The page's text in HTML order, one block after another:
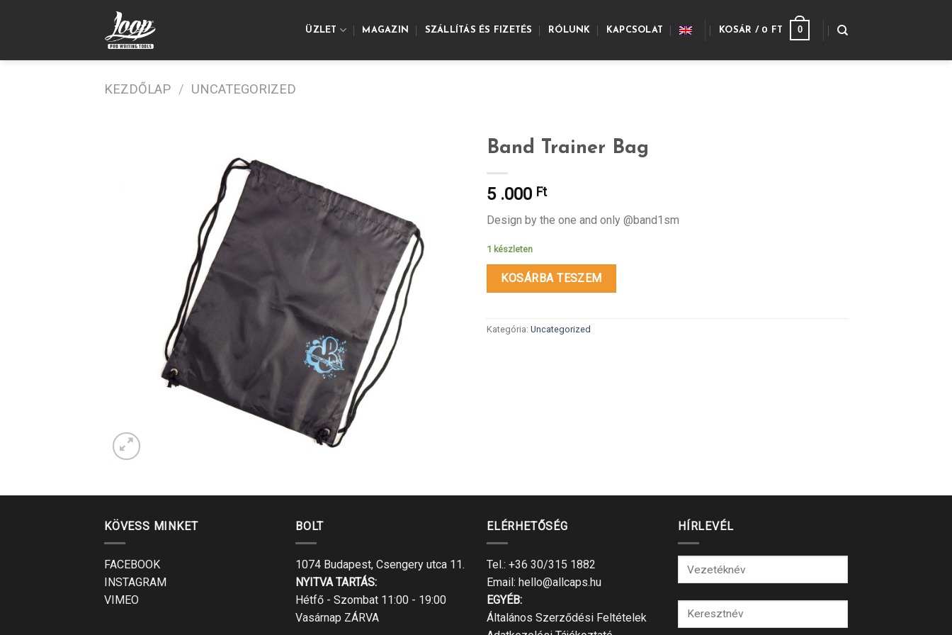
ÜZLET MAGAZIN SZÁLLÍTÁS ÉS FIZETÉS RÓLUNK KAPCSOLAT KOSÁR / 0 FT 0
KEZDŐLAP / UNCATEGORIZED
Band Trainer Bag
5 .000 Ft
Design by the one and only @band1sm
1 készleten
KOSÁRBA TESZEM
Kategória: Uncategorized
KÖVESS MINKET
FACEBOOK
INSTAGRAM
VIMEO
BOLT
1074 Budapest, Csengery utca 11.
NYITVA TARTÁS:
Hétfő - Szombat 11:00 - 19:00
Vasárnap ZÁRVA
ELÉRHETŐSÉG
Tel.: +36 30/315 1882
Email: hello@allcaps.hu
EGYÉB:
Általános Szerződési Feltételek
HÍRLEVÉL